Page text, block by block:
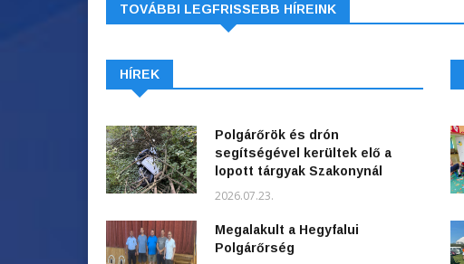
TOVÁBBI LEGFRISSEBB HÍREINK
HÍREK
Polgárőrök és drón
segítségével kerültek elő a
lopott tárgyak Szakonynál
2026.07.23.
Megalakult a Hegyfalui
Polgárőrség